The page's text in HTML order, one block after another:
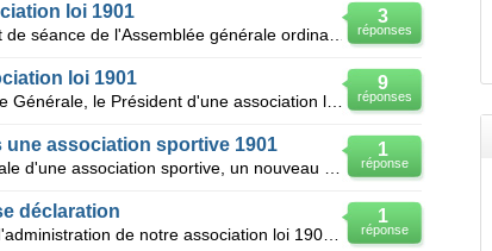
3
réponses
loi 1901
9
réponses
loi 1901
Lors de la prochaine Assemblée Générale, le Président d'une association loi 1901 a l'intention de dé
1
réponse
association sportive 1901
1
réponse
déclaration
Certains membres du conseil d'administration de notre association loi 1901 ont modifié les statuts s